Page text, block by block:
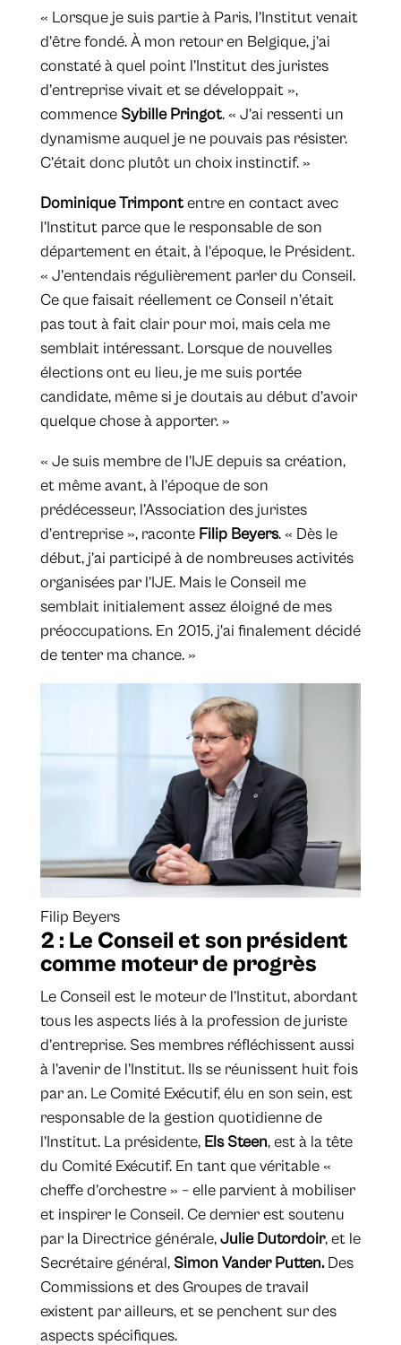
« Lorsque je suis partie à Paris, l’Institut venait
d’être fondé. À mon retour en Belgique, j’ai
constaté à quel point l’Institut des juristes
d’entreprise vivait et se développait »,
commence Sybille Pringot. « J’ai ressenti un
dynamisme auquel je ne pouvais pas résister.
C’était donc plutôt un choix instinctif. »
Dominique Trimpontentre en contact avec
l’Institut parce que le responsable de son
département en était, à l’époque, le Président.
« J’entendais régulièrement parler du Conseil.
Ce que faisait réellement ce Conseil n’était
pas tout à fait clair pour moi, mais cela me
semblait intéressant. Lorsque de nouvelles
élections ont eu lieu, je me suis portée
candidate, même si je doutais au début d’avoir
quelque chose à apporter. »
« Je suis membre de l’IJE depuis sa création,
et même avant, à l’époque de son
prédécesseur, l’Association des juristes
d’entreprise », raconte Filip Beyers. « Dès le
début, j’ai participé à de nombreuses activités
organisées par l’IJE. Mais le Conseil me
semblait initialement assez éloigné de mes
préoccupations. En 2015, j'ai finalement décidé
de tenter ma chance. »
Filip Beyers
2 : Le Conseil et son président
comme moteur de progrès
Le Conseil est le moteur de l’Institut, abordant
tous les aspects liés à la profession de juriste
d’entreprise. Ses membres réfléchissent aussi
à l’avenir de l’Institut. Ils se réunissent huit fois
par an. Le Comité Exécutif, élu en son sein, est
responsable de la gestion quotidienne de
l’Institut. La présidente, Els Steen, est à la tête
du Comité Exécutif. En tant que véritable «
cheffe d’orchestre » – elle parvient à mobiliser
et inspirer le Conseil. Ce dernier est soutenu
par la Directrice générale,Julie Dutordoir, et le
Secrétaire général, Simon Vander Putten. Des
Commissions et des Groupes de travail
existent par ailleurs, et se penchent sur des
aspects spécifiques.